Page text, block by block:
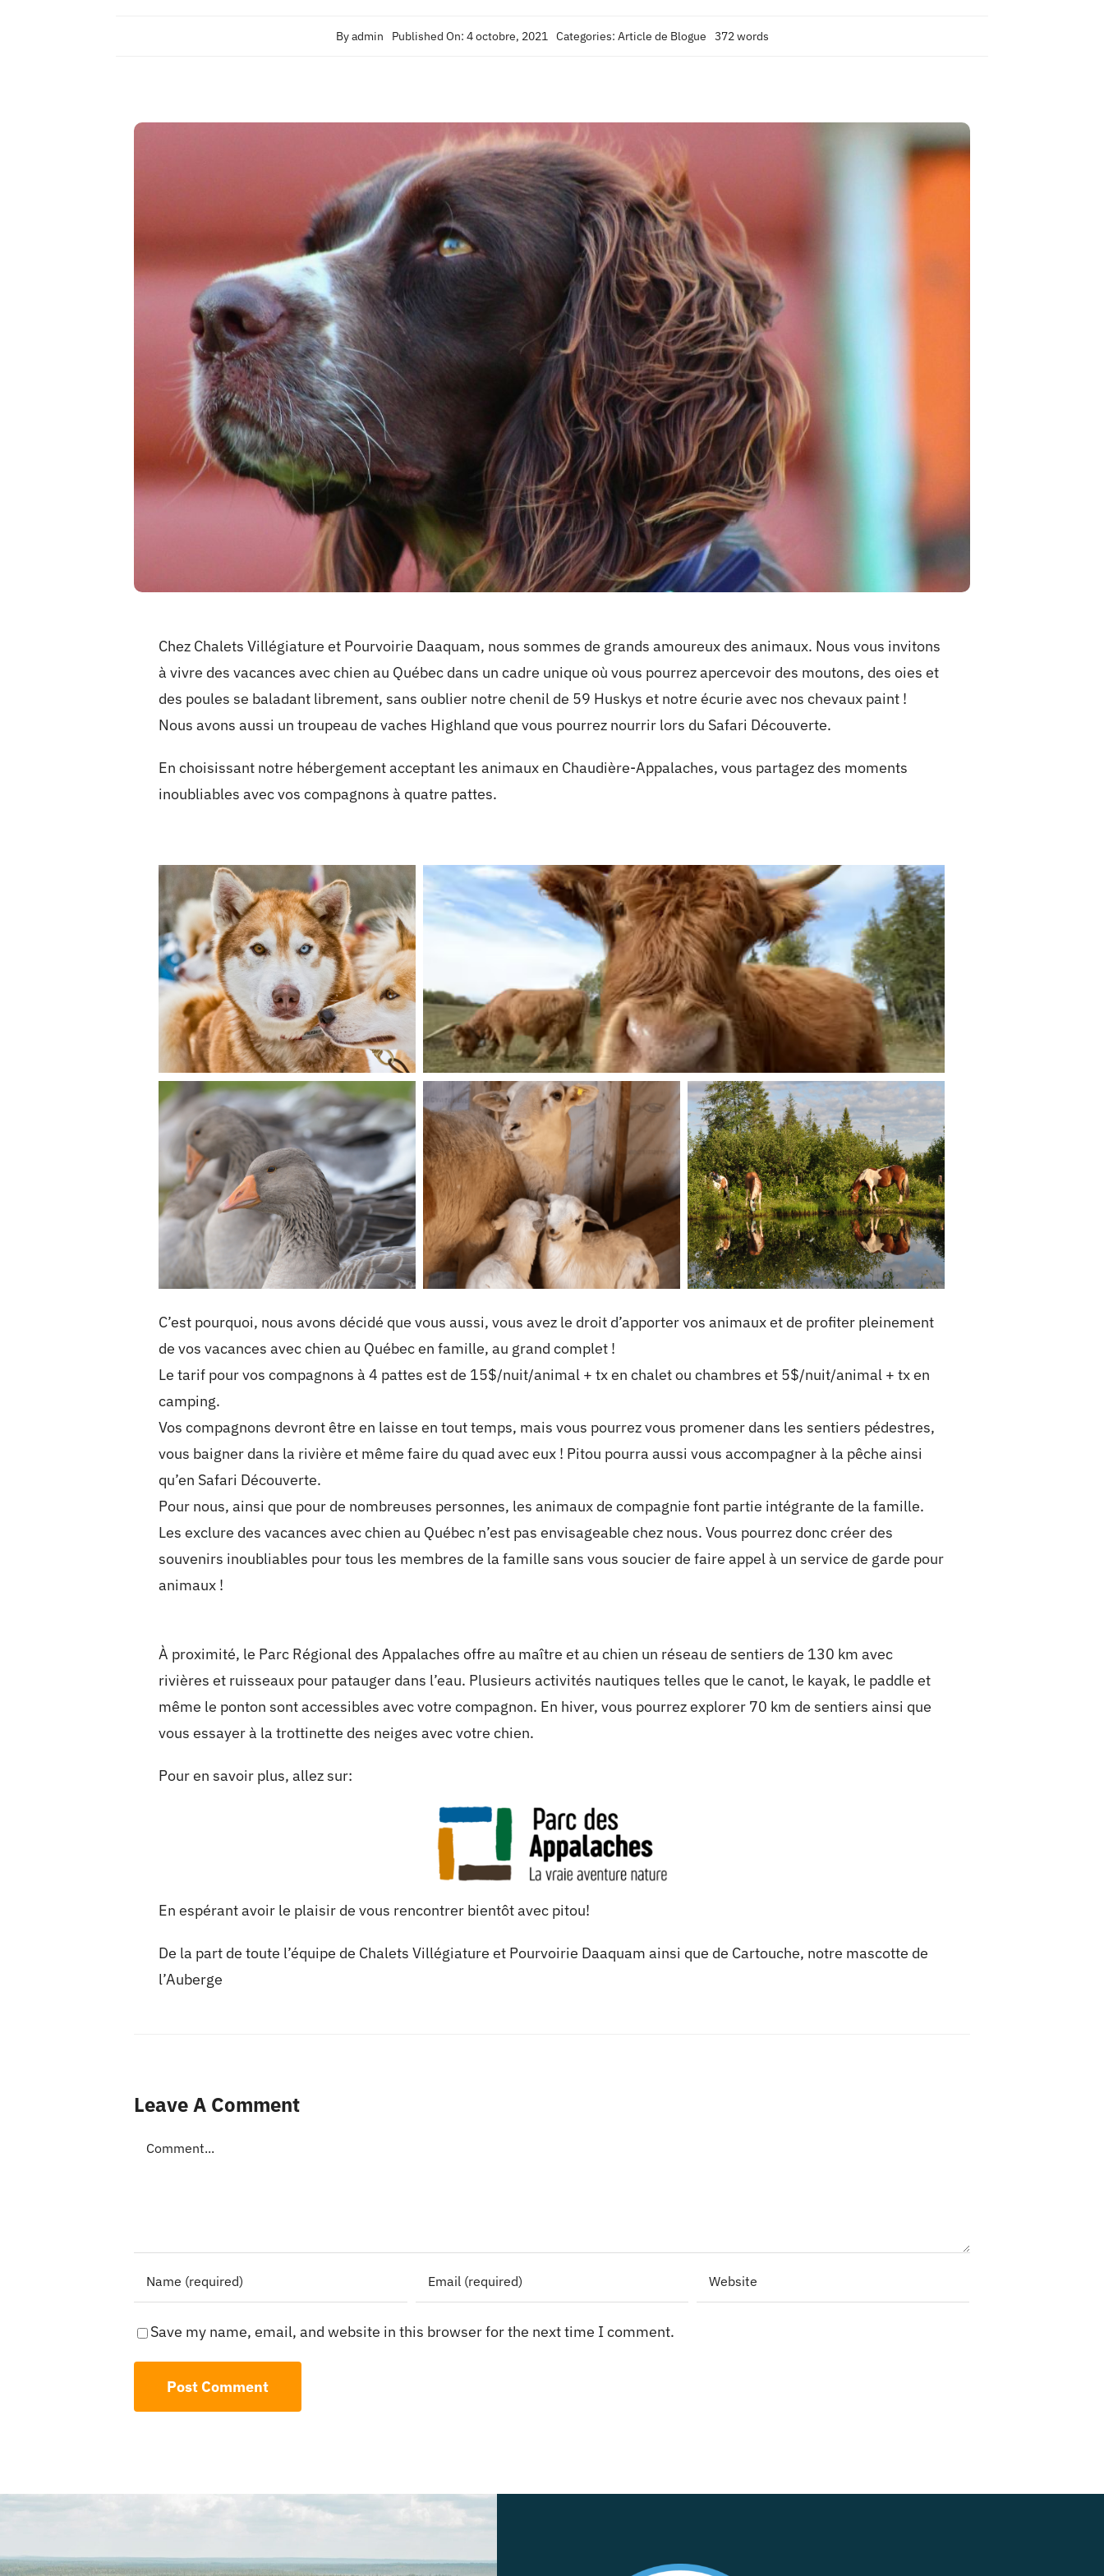
Byadmin Published On: 4 octobre, 2021 Categories: Article de Blogue 372 words
Chez Chalets Villégiature et Pourvoirie Daaquam, nous sommes de grands amoureux des animaux. Nous vous invitons
à vivre des vacances avec chien au Québec dans un cadre unique où vous pourrez apercevoir des moutons, des oies et
des poules se baladant librement, sans oublier notre chenil de 59 Huskys et notre écurie avec nos chevaux paint !
Nous avons aussi un troupeau de vaches Highland que vous pourrez nourrir lors du Safari Découverte.
En choisissant notre hébergement acceptant les animaux en Chaudière-Appalaches, vous partagez des moments
inoubliables avec vos compagnons à quatre pattes.
C’est pourquoi, nous avons décidé que vous aussi, vous avez le droit d’apporter vos animaux et de profiter pleinement
de vos vacances avec chien au Québec en famille, au grand complet !
Le tarif pour vos compagnons à 4 pattes est de 15$/nuit/animal + tx en chalet ou chambres et 5$/nuit/animal + tx en
camping.
Vos compagnons devront être en laisse en tout temps, mais vous pourrez vous promener dans les sentiers pédestres,
vous baigner dans la rivière et même faire du quad avec eux ! Pitou pourra aussi vous accompagner à la pêche ainsi
qu’en Safari Découverte.
Pour nous, ainsi que pour de nombreuses personnes, les animaux de compagnie font partie intégrante de la famille.
Les exclure des vacances avec chien au Québec n’est pas envisageable chez nous. Vous pourrez donc créer des
souvenirs inoubliables pour tous les membres de la famille sans vous soucier de faire appel à un service de garde pour
animaux !
À proximité, le Parc Régional des Appalaches offre au maître et au chien un réseau de sentiers de 130 km avec
rivières et ruisseaux pour patauger dans l’eau. Plusieurs activités nautiques telles que le canot, le kayak, le paddle et
même le ponton sont accessibles avec votre compagnon. En hiver, vous pourrez explorer 70 km de sentiers ainsi que
vous essayer à la trottinette des neiges avec votre chien.
Pour en savoir plus, allez sur:
En espérant avoir le plaisir de vous rencontrer bientôt avec pitou!
De la part de toute l’équipe de Chalets Villégiature et Pourvoirie Daaquam ainsi que de Cartouche, notre mascotte de
l’Auberge
Leave A Comment
Comment
Save my name, email, and website in this browser for the next time I comment.